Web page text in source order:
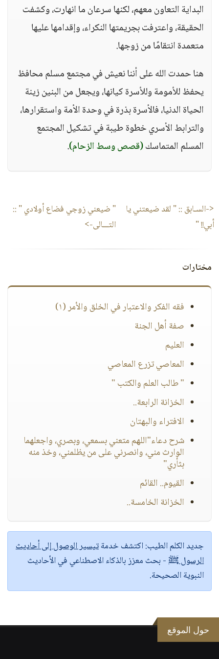
البداية التعاون معهم، لكنها سرعان ما انهارت، وكشفت
الحقيقة، واعترفت بجريمتها النكراء، وإقدامها عليها
متعمدة انتقامًا من زوجها.
هنا حمدت الله على أننا نعيش في مجتمع مسلم محافظ
يحفظ للأمومة وللأسرة كيانها، ويجعل من البنين زينة
الحياة الدنيا، فالأسرة بذرة في وحدة الأمة واستقرارها،
والترابط الأسري خطوة طيبة في تشكيل المجتمع
المسلم المتماسك(قصص وسط الزحام).
<-السـابق ::" لقد ضيعتني يا
أبي!! "
" ضيعني زوجي فضاع أولادي " ::
التـــالى->
مختارات
فقه الفكر والاعتبار في الخلق والأمر (١)
صفة أهل الجنة
العليم
المعاصي تزرع المعاصي
" طالب العلم والكتب "
الخزانة الرابعة..
الافتراء والبهتان
شرح دعاء"اللهم متعني بسمعي، وبصري، واجعلهما
الوارث مني، وانصرني على من يظلمني، وخذ منه
بثأري"
القيوم.. القائم
الخزانة الخامسة..
جديد الكلم الطيب:اكتشف خدمةتيسير الوصول إلى أحاديث
الرسول ﷺ - بحث معزز بالذكاء الاصطناعي في الأحاديث
النبوية الصحيحة.
حول الموقع